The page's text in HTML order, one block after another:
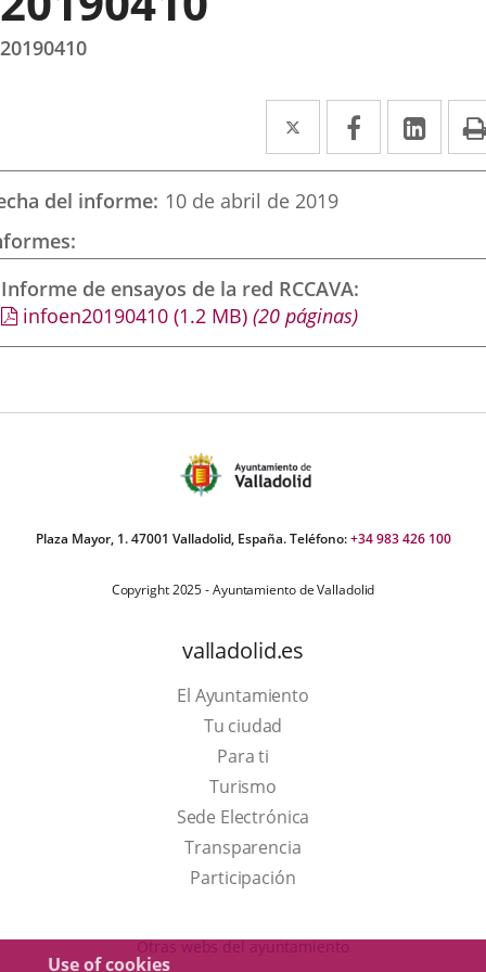
Use of cookies
20190410
Twitter
Enlace
a
una
externa.
Facebook
Enlace
a
externa.
a
del informe 10 de abril de 2019
Informe de ensayos de la red RCCAVA
infoen20190410 (1.2 MB) (20 páginas)
Plaza Mayor, 1. 47001 Valladolid, España. Teléfono:+34 983 426 100
Copyright 2025 - Ayuntamiento de Valladolid
valladolid.es
El Ayuntamiento
Tu ciudad
Para ti
TurismoThis
link
will
open
a
Sede Electrónica
Transparencia
Participación
Otras webs del ayuntamiento